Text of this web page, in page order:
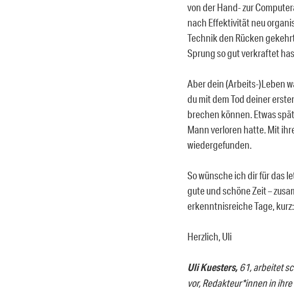
von der Hand- zur
nach Effektivität neu
Technik den Rücken
Sprung so gut verkraftet
Aber dein (Arbeits-)Leben
du mit dem Tod deiner
brechen können. Etwas
Mann verloren hatte. Mit
wiedergefunden.
So wünsche ich dir für das
gute und schöne Zeit –
erkenntnisreiche Tage,
Herzlich, Uli
Uli Kuesters, 61, arbeitet
vor, Redakteur*innen in